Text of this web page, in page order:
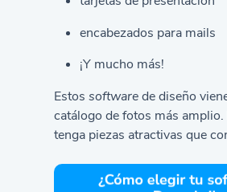
encabezados para mails
¡Y mucho más!
Estossoftwarede diseño
catálogo de fotos más amplio.
tenga piezas atractivas que